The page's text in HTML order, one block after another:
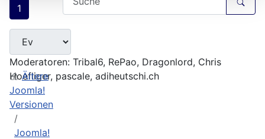
1
Moderatoren: Tribal6, RePao, Dragonlord, Chris
Hoefliger, pascale, adiheutschi.ch
Ältere
Joomla!
Versionen
Joomla!